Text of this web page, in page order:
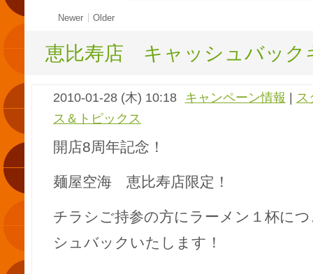
Newer Older
恵比寿店 キャッシュバック
2010-01-28 (木) 10:18 キャンペーン情報 | ス
ス＆トピックス
開店8周年記念！
麺屋空海 恵比寿店限定！
チラシご持参の方にラーメン１杯に
シュバックいたします！